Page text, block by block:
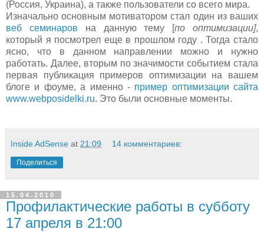
(Россия, Украина), а также пользователи со всего мира.
Изначально основным мотиватором стал один из ваших
веб семинаров на данную тему [по оптимизации],
который я посмотрел еще в прошлом году . Тогда стало
ясно, что в данном направлении можно и нужно
работать. Далее, вторым по значимости событием стала
первая публикация примеров оптимизации на вашем
блоге и фоуме, а именно - пример оптимизации сайта
www.webposidelki.ru. Это были основные моменты.
Inside AdSense at 21:09 14 комментариев:
Поделиться
15.04.2010
Профилактические работы в субботу
17 апреля в 21:00